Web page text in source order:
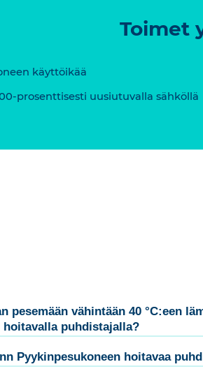
Toimet
käyttöikää
prosenttisesti uusiutuvalla sähköllä
pesemään vähintään 40 °C:een
hoitavalla puhdistajalla?
Pyykinpesukoneen hoitavaa